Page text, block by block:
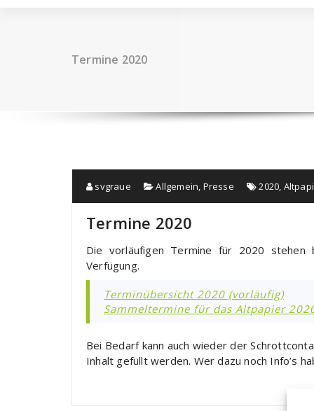
Termine 2020
svgraue Allgemein, Presse 2020,
Termine 2020
Die vorläufigen Termine für 2020
Verfügung.
Terminübersicht 2020 (vorläufig)
Sammeltermine für das Altpapier
Bei Bedarf kann auch wieder der
Inhalt gefüllt werden. Wer dazu noch Info’s